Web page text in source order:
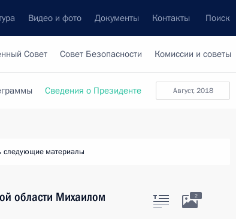
Видео и фото Документы Контакты Поиск
Совет Совет Безопасности Комиссии и советы
август, 2018
Сведения о Президенте
следующие материалы
области Михаилом
2